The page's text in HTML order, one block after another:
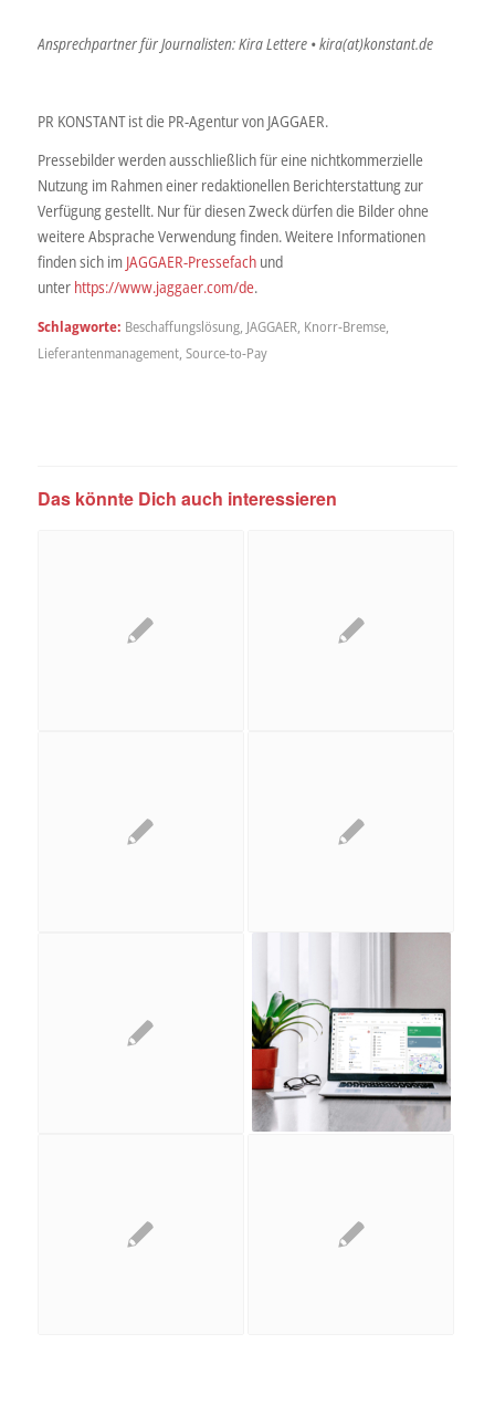
Ansprechpartner für Journalisten: Kira Lettere • kira(at)konstant.de
PR KONSTANT ist die PR-Agentur von JAGGAER.
Pressebilder werden ausschließlich für eine nichtkommerzielle
Nutzung im Rahmen einer redaktionellen Berichterstattung zur
Verfügung gestellt. Nur für diesen Zweck dürfen die Bilder ohne
weitere Absprache Verwendung finden. Weitere Informationen
finden sich im JAGGAER-Pressefachund
unter https://www.jaggaer.com/de.
Schlagworte: Beschaffungslösung, JAGGAER, Knorr-Bremse,
Lieferantenmanagement, Source-to-Pay
Das könnte Dich auch interessieren